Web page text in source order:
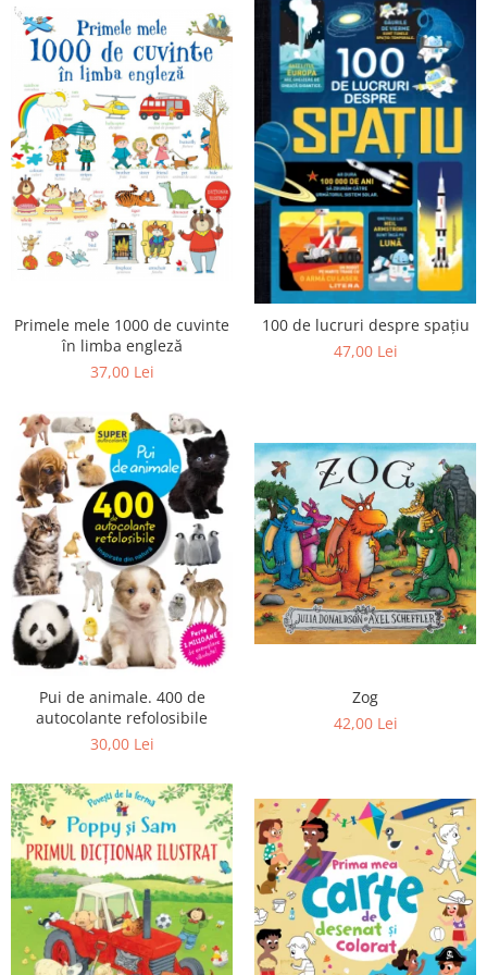
Primele mele 1000 de cuvinte
în limba engleză
37,00 Lei
100 de lucruri despre spațiu
47,00 Lei
Pui de animale. 400 de
autocolante refolosibile
30,00 Lei
Zog
42,00 Lei